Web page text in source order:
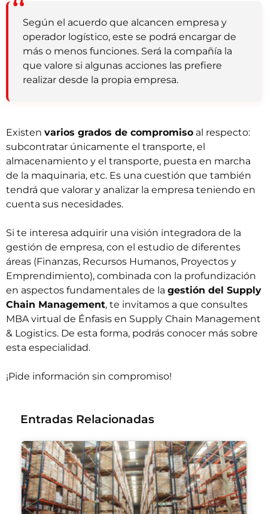
Según el acuerdo que alcancen empresa y
operador logístico, este se podrá encargar de
más o menos funciones. Será la compañía la
que valore si algunas acciones las prefiere
realizar desde la propia empresa.
Existen varios grados de compromiso al respecto:
subcontratar únicamente el transporte, el
almacenamiento y el transporte, puesta en marcha
de la maquinaria, etc. Es una cuestión que también
tendrá que valorar y analizar la empresa teniendo en
cuenta sus necesidades.
Si te interesa adquirir una visión integradora de la
gestión de empresa, con el estudio de diferentes
áreas (Finanzas, Recursos Humanos, Proyectos y
Emprendimiento), combinada con la profundización
en aspectos fundamentales de la gestión del Supply
Chain Management, te invitamos a que consultes
MBA virtual de Énfasis en Supply Chain Management
& Logistics. De esta forma, podrás conocer más sobre
esta especialidad.
¡Pide información sin compromiso!
Entradas Relacionadas